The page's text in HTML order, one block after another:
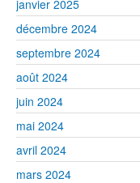
janvier 2025
décembre 2024
septembre 2024
août 2024
juin 2024
mai 2024
avril 2024
mars 2024